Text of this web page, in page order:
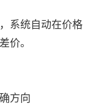
系统自动在价格
价。
方向